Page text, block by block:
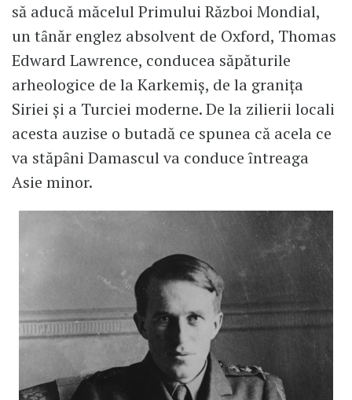
să aducă măcelul Primului Război Mondial,
un tȃnăr englez absolvent de Oxford, Thomas
Edward Lawrence, conducea săpăturile
arheologice de la Karkemiş, de la graniţa
Siriei şi a Turciei moderne. De la zilierii locali
acesta auzise o butadă ce spunea că acela ce
va stăpȃni Damascul va conduce ȋntreaga
Asie minor.